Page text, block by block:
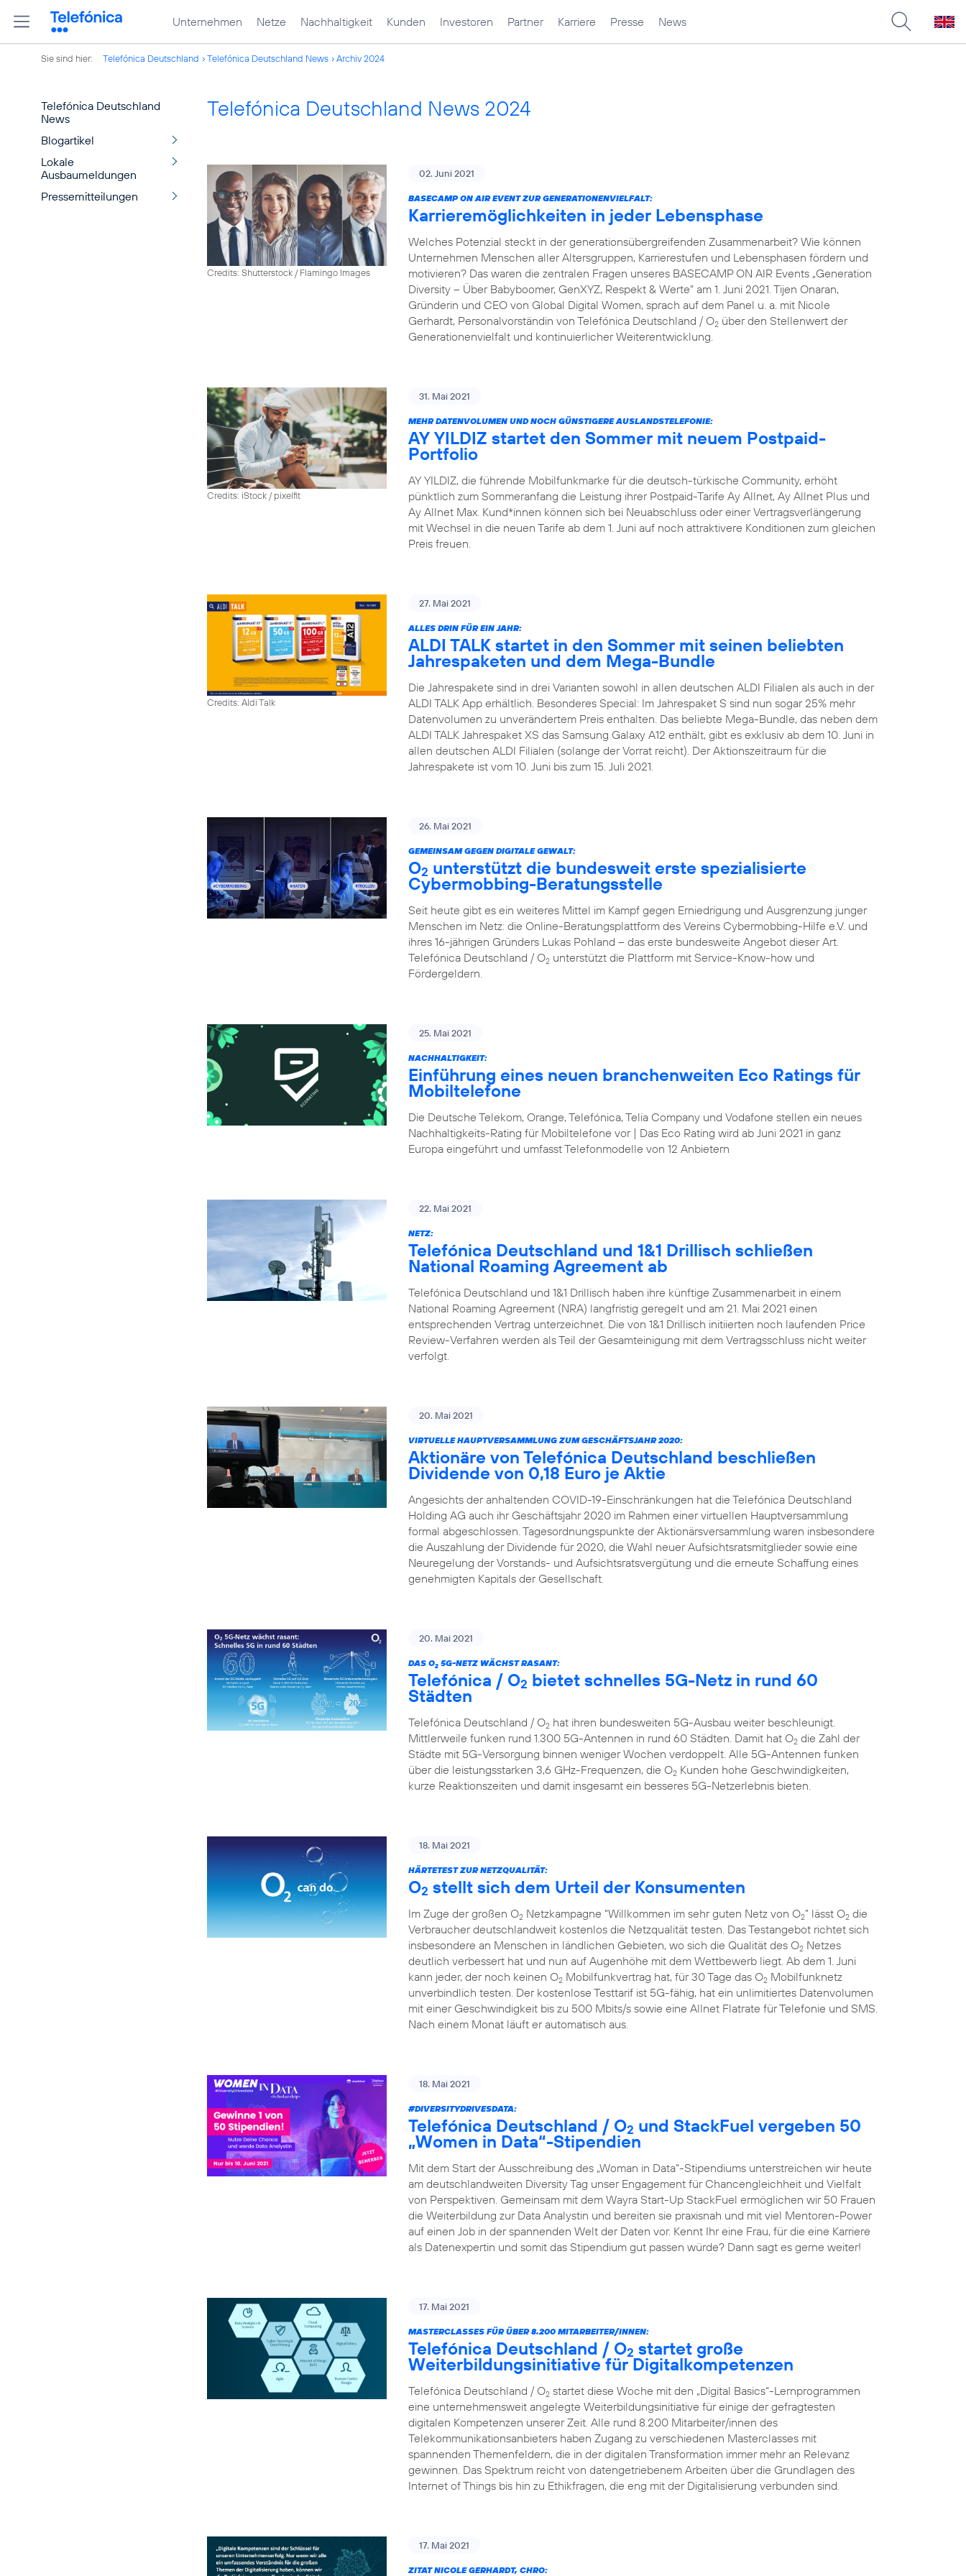
Unternehmen Netze Nachhaltigkeit Kunden Investoren Partner Karriere Presse News
Sie sind hier: Telefónica Deutschland Telefónica Deutschland News Archiv 2024
Telefónica Deutschland
News
Blogartikel
Lokale
Ausbaumeldungen
Pressemitteilungen
Telefónica Deutschland News 2024
Credits: Shutterstock / Flamingo Images
02. Juni 2021
BASECAMP ON AIR EVENT ZUR GENERATIONENVIELFALT:
Karrieremöglichkeiten in jeder Lebensphase
Welches Potenzial steckt in der generationsübergreifenden Zusammenarbeit? Wie können
Unternehmen Menschen aller Altersgruppen, Karrierestufen und Lebensphasen fördern und
motivieren? Das waren die zentralen Fragen unseres BASECAMP ON AIR Events „Generation
Diversity – Über Babyboomer, GenXYZ, Respekt & Werte“ am 1. Juni 2021. Tijen Onaran,
Gründerin und CEO von Global Digital Women, sprach auf dem Panel u. a. mit Nicole
Gerhardt, Personalvorständin von Telefónica Deutschland / O2 über den Stellenwert der
Generationenvielfalt und kontinuierlicher Weiterentwicklung.
Credits: iStock / pixelfit
31. Mai 2021
MEHR DATENVOLUMEN UND NOCH GÜNSTIGERE AUSLANDSTELEFONIE:
AY YILDIZ startet den Sommer mit neuem Postpaid-
Portfolio
AY YILDIZ, die führende Mobilfunkmarke für die deutsch-türkische Community, erhöht
pünktlich zum Sommeranfang die Leistung ihrer Postpaid-Tarife Ay Allnet, Ay Allnet Plus und
Ay Allnet Max. Kund*innen können sich bei Neuabschluss oder einer Vertragsverlängerung
mit Wechsel in die neuen Tarife ab dem 1. Juni auf noch attraktivere Konditionen zum gleichen
Preis freuen.
Credits: Aldi Talk
27. Mai 2021
ALLES DRIN FÜR EIN JAHR:
ALDI TALK startet in den Sommer mit seinen beliebten
Jahrespaketen und dem Mega-Bundle
Die Jahrespakete sind in drei Varianten sowohl in allen deutschen ALDI Filialen als auch in der
ALDI TALK App erhältlich. Besonderes Special: Im Jahrespaket S sind nun sogar 25% mehr
Datenvolumen zu unverändertem Preis enthalten. Das beliebte Mega-Bundle, das neben dem
ALDI TALK Jahrespaket XS das Samsung Galaxy A12 enthält, gibt es exklusiv ab dem 10. Juni in
allen deutschen ALDI Filialen (solange der Vorrat reicht). Der Aktionszeitraum für die
Jahrespakete ist vom 10. Juni bis zum 15. Juli 2021.
26. Mai 2021
GEMEINSAM GEGEN DIGITALE GEWALT:
O2 unterstützt die bundesweit erste spezialisierte
Cybermobbing-Beratungsstelle
Seit heute gibt es ein weiteres Mittel im Kampf gegen Erniedrigung und Ausgrenzung junger
Menschen im Netz: die Online-Beratungsplattform des Vereins Cybermobbing-Hilfe e.V. und
ihres 16-jährigen Gründers Lukas Pohland – das erste bundesweite Angebot dieser Art.
Telefónica Deutschland / O2 unterstützt die Plattform mit Service-Know-how und
Fördergeldern.
25. Mai 2021
NACHHALTIGKEIT:
Einführung eines neuen branchenweiten Eco Ratings für
Mobiltelefone
Die Deutsche Telekom, Orange, Telefónica, Telia Company und Vodafone stellen ein neues
Nachhaltigkeits-Rating für Mobiltelefone vor | Das Eco Rating wird ab Juni 2021 in ganz
Europa eingeführt und umfasst Telefonmodelle von 12 Anbietern
22. Mai 2021
NETZ:
Telefónica Deutschland und 1&1 Drillisch schließen
National Roaming Agreement ab
Telefónica Deutschland und 1&1 Drillisch haben ihre künftige Zusammenarbeit in einem
National Roaming Agreement (NRA) langfristig geregelt und am 21. Mai 2021 einen
entsprechenden Vertrag unterzeichnet. Die von 1&1 Drillisch initiierten noch laufenden Price
Review-Verfahren werden als Teil der Gesamteinigung mit dem Vertragsschluss nicht weiter
verfolgt.
20. Mai 2021
VIRTUELLE HAUPTVERSAMMLUNG ZUM GESCHÄFTSJAHR 2020:
Aktionäre von Telefónica Deutschland beschließen
Dividende von 0,18 Euro je Aktie
Angesichts der anhaltenden COVID-19-Einschränkungen hat die Telefónica Deutschland
Holding AG auch ihr Geschäftsjahr 2020 im Rahmen einer virtuellen Hauptversammlung
formal abgeschlossen. Tagesordnungspunkte der Aktionärsversammlung waren insbesondere
die Auszahlung der Dividende für 2020, die Wahl neuer Aufsichtsratsmitglieder sowie eine
Neuregelung der Vorstands- und Aufsichtsratsvergütung und die erneute Schaffung eines
genehmigten Kapitals der Gesellschaft.
20. Mai 2021
DAS O2 5G-NETZ WÄCHST RASANT:
Telefónica / O2 bietet schnelles 5G-Netz in rund 60
Städten
Telefónica Deutschland / O2 hat ihren bundesweiten 5G-Ausbau weiter beschleunigt.
Mittlerweile funken rund 1.300 5G-Antennen in rund 60 Städten. Damit hat O2 die Zahl der
Städte mit 5G-Versorgung binnen weniger Wochen verdoppelt. Alle 5G-Antennen funken
über die leistungsstarken 3,6 GHz-Frequenzen, die O2 Kunden hohe Geschwindigkeiten,
kurze Reaktionszeiten und damit insgesamt ein besseres 5G-Netzerlebnis bieten.
18. Mai 2021
HÄRTETEST ZUR NETZQUALITÄT:
O2 stellt sich dem Urteil der Konsumenten
Im Zuge der großen O2 Netzkampagne “Willkommen im sehr guten Netz von O2” lässt O2 die
Verbraucher deutschlandweit kostenlos die Netzqualität testen. Das Testangebot richtet sich
insbesondere an Menschen in ländlichen Gebieten, wo sich die Qualität des O2 Netzes
deutlich verbessert hat und nun auf Augenhöhe mit dem Wettbewerb liegt. Ab dem 1. Juni
kann jeder, der noch keinen O2 Mobilfunkvertrag hat, für 30 Tage das O2 Mobilfunknetz
unverbindlich testen. Der kostenlose Testtarif ist 5G-fähig, hat ein unlimitiertes Datenvolumen
mit einer Geschwindigkeit bis zu 500 Mbits/s sowie eine Allnet Flatrate für Telefonie und SMS.
Nach einem Monat läuft er automatisch aus.
18. Mai 2021
#DIVERSITYDRIVESDATA:
Telefónica Deutschland / O2 und StackFuel vergeben 50
„Women in Data“-Stipendien
Mit dem Start der Ausschreibung des „Woman in Data“-Stipendiums unterstreichen wir heute
am deutschlandweiten Diversity Tag unser Engagement für Chancengleichheit und Vielfalt
von Perspektiven. Gemeinsam mit dem Wayra Start-Up StackFuel ermöglichen wir 50 Frauen
die Weiterbildung zur Data Analystin und bereiten sie praxisnah und mit viel Mentoren-Power
auf einen Job in der spannenden Welt der Daten vor. Kennt Ihr eine Frau, für die eine Karriere
als Datenexpertin und somit das Stipendium gut passen würde? Dann sagt es gerne weiter!
17. Mai 2021
MASTERCLASSES FÜR ÜBER 8.200 MITARBEITER/INNEN:
Telefónica Deutschland / O2 startet große
Weiterbildungsinitiative für Digitalkompetenzen
Telefónica Deutschland / O2 startet diese Woche mit den „Digital Basics“-Lernprogrammen
eine unternehmensweit angelegte Weiterbildungsinitiative für einige der gefragtesten
digitalen Kompetenzen unserer Zeit. Alle rund 8.200 Mitarbeiter/innen des
Telekommunikationsanbieters haben Zugang zu verschiedenen Masterclasses mit
spannenden Themenfeldern, die in der digitalen Transformation immer mehr an Relevanz
gewinnen. Das Spektrum reicht von datengetriebenem Arbeiten über die Grundlagen des
Internet of Things bis hin zu Ethikfragen, die eng mit der Digitalisierung verbunden sind.
17. Mai 2021
ZITAT NICOLE GERHARDT, CHRO: